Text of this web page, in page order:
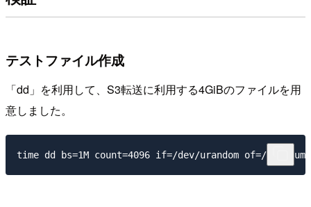
テストファイル作成
「dd」を利用して、S3転送に利用する4GiBのファイルを用
意しました。